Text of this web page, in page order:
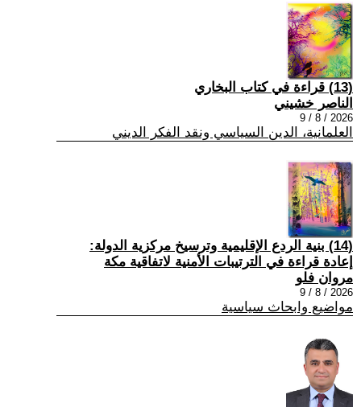
(13) قراءة في كتاب البخاري
الناصر خشيني
2026 / 8 / 9
العلمانية، الدين السياسي ونقد الفكر الديني
(14) بنية الردع الإقليمية وترسيخ مركزية الدولة:
إعادة قراءة في الترتيبات الأمنية لاتفاقية مكة
مروان فلو
2026 / 8 / 9
مواضيع وابحاث سياسية